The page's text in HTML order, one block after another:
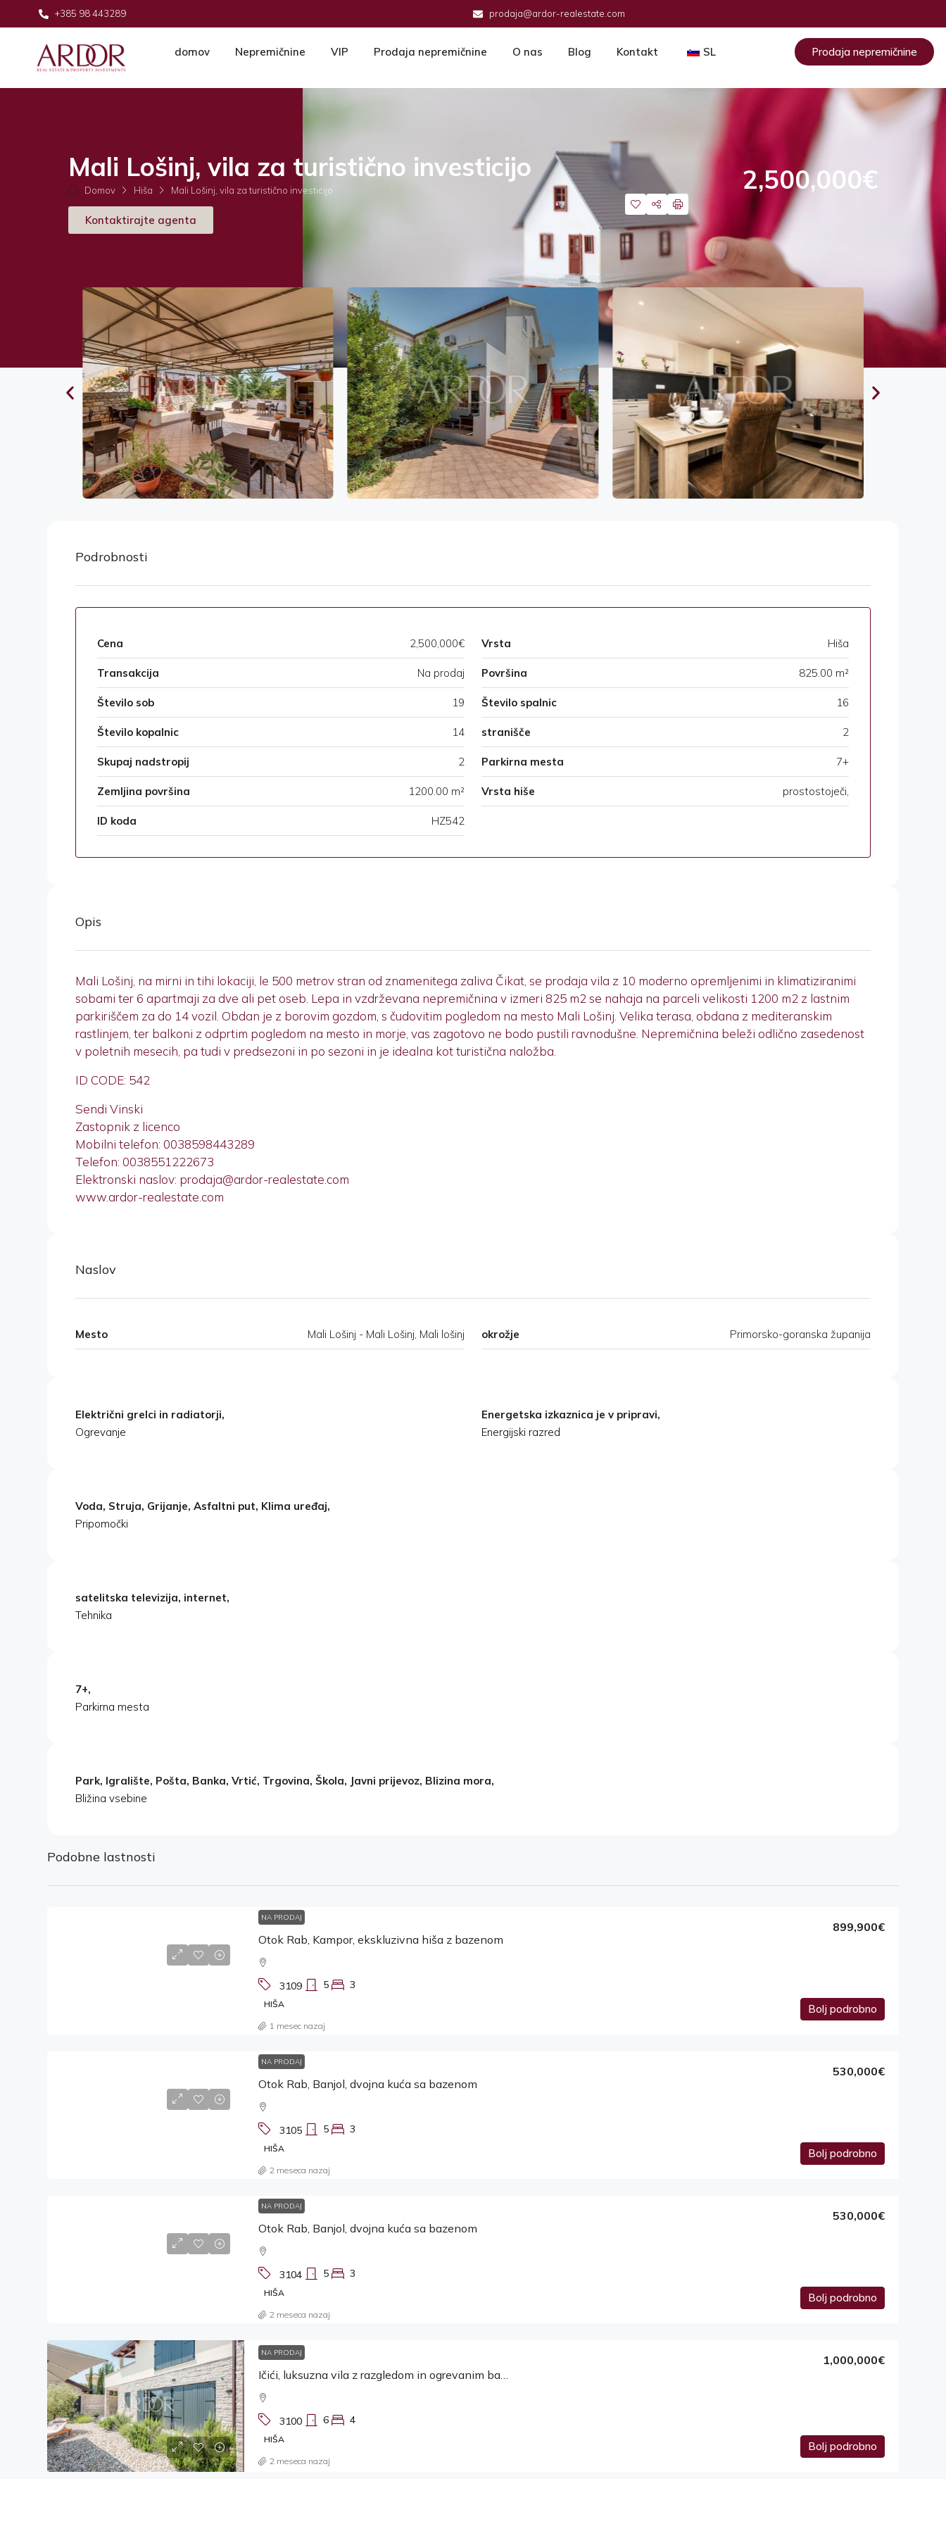
+385 98 443289 prodaja@ardor-realestate.com
domov Nepremičnine VIP Prodaja nepremičnine O nas Blog Kontakt SL Prodaja nepremičnine
Mali Lošinj, vila za turistično investicijo
Domov Hiša Mali Lošinj, vila za turistično investicijo
Kontaktirajte agenta
2,500,000€
Podrobnosti
Cena 2,500,000€ Vrsta Hiša
Transakcija Na prodaj Površina 825.00 m²
Število sob 19 Število spalnic 16
Število kopalnic 14 stranišče 2
Skupaj nadstropij 2 Parkirna mesta 7+
Zemljina površina 1200.00 m² Vrsta hiše prostostoječi,
ID koda HZ542
Opis
Mali Lošinj, na mirni in tihi lokaciji, le 500 metrov stran od znamenitega zaliva Čikat, se prodaja vila z 10 moderno opremljenimi in klimatiziranimi
sobami ter 6 apartmaji za dve ali pet oseb. Lepa in vzdrževana nepremičnina v izmeri 825 m2 se nahaja na parceli velikosti 1200 m2 z lastnim
parkiriščem za do 14 vozil. Obdan je z borovim gozdom, s čudovitim pogledom na mesto Mali Lošinj. Velika terasa, obdana z mediteranskim
rastlinjem, ter balkoni z odprtim pogledom na mesto in morje, vas zagotovo ne bodo pustili ravnodušne. Nepremičnina beleži odlično zasedenost
v poletnih mesecih, pa tudi v predsezoni in po sezoni in je idealna kot turistična naložba.
ID CODE: 542
Sendi Vinski
Zastopnik z licenco
Mobilni telefon: 0038598443289
Telefon: 0038551222673
Elektronski naslov: prodaja@ardor-realestate.com
www.ardor-realestate.com
Naslov
Mesto Mali Lošinj - Mali Lošinj, Mali lošinj okrožje Primorsko-goranska županija
Električni grelci in radiatorji,
Ogrevanje
Energetska izkaznica je v pripravi,
Energijski razred
Voda, Struja, Grijanje, Asfaltni put, Klima uređaj,
Pripomočki
satelitska televizija, internet,
Tehnika
7+,
Parkirna mesta
Park, Igralište, Pošta, Banka, Vrtić, Trgovina, Škola, Javni prijevoz, Blizina mora,
Bližina vsebine
Podobne lastnosti
NA PRODAJ
Otok Rab, Kampor, ekskluzivna hiša z bazenom
899,900€
3109 5 3
HIŠA Bolj podrobno
1 mesec nazaj
NA PRODAJ
Otok Rab, Banjol, dvojna kuća sa bazenom
530,000€
3105 5 3
HIŠA Bolj podrobno
2 meseca nazaj
NA PRODAJ
Otok Rab, Banjol, dvojna kuća sa bazenom
530,000€
3104 5 3
HIŠA Bolj podrobno
2 meseca nazaj
NA PRODAJ
Ičići, luksuzna vila z razgledom in ogrevanim bazenom
1,000,000€
3100 6 4
HIŠA
Bolj podrobno
2 meseca nazaj